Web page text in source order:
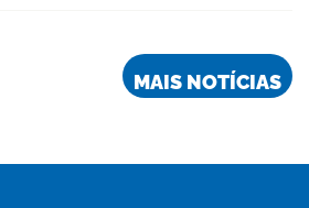
MAIS NOTÍCIAS